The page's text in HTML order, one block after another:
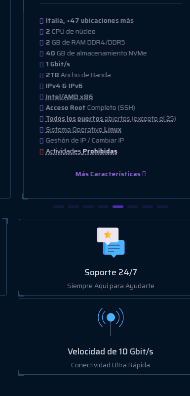
Italia, +47 ubicaciones más
2CPU de núcleo
4GB de RAM DDR4/DDR5
20GB de almacenamiento NVMe
1 Gbit/s
2.5TBAncho de Banda
IPv4 & IPv6
Intel/AMD x86
Acceso RootCompleto (SSH)
Todos los puertosabiertos (excepto el 25)
Sistema OperativoLinux
Gestión de IP / Cambiar IP
ActividadesProhibidas
Más Características
Soporte 24/7
Siempre Aquí para Ayudarte
Velocidad de 10 Gbit/s
Conectividad Ultra Rápida